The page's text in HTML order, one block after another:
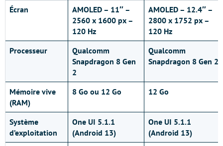
Écran
AMOLED – 11″ –
2560 x 1600 px –
120 Hz
AMOLED – 12.4″ –
2800 x 1752 px –
120 Hz
Processeur
Qualcomm
Snapdragon 8 Gen
2
Qualcomm
Snapdragon 8 Gen 2
Mémoire vive
(RAM)
8 Go ou 12 Go 12 Go
Système
d’exploitation
One UI 5.1.1
(Android 13)
One UI 5.1.1
(Android 13)